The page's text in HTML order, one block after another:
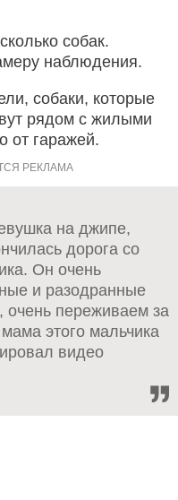
собак.
наблюдения.
собаки, которые
рядом с жилыми
от гаражей.
на джипе,
дорога со
Он очень
и разодранные
переживаем за
этого мальчика
видео